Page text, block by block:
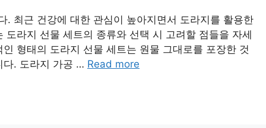
최근 건강에 대한 관심이 높아지면서 도라지를 활용한
라지 선물 세트의 종류와 선택 시 고려할 점들을 자세
형태의 도라지 선물 세트는 원물 그대로를 포장한 것
다. 도라지 가공 … Read more